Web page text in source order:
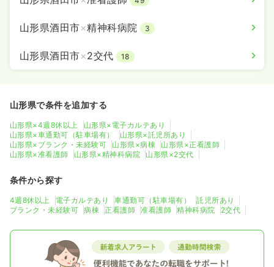
山形県酒田市×精神科病院 3
山形県酒田市×2交代 18
山形県で条件を追加する
山形県×4週8休以上
山形県×電子カルテあり
山形県×車通勤可（駐車場有）
山形県×託児所あり
山形県×ブランク・未経験可
山形県×病棟
山形県×正看護師
山形県×准看護師
山形県×精神科病院 山形県×2交代
条件から探す
4週8休以上 電子カルテあり 車通勤可（駐車場有）
託児所あり
ブランク・未経験可
病棟 正看護師 准看護師 精神科病院 2交代